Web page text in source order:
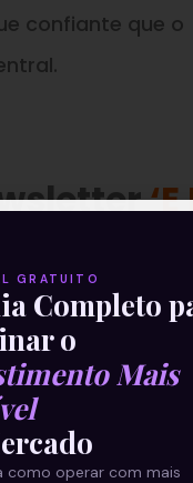
confiante que o
GRATUITO
Completo
o
Mais
como operar com mais